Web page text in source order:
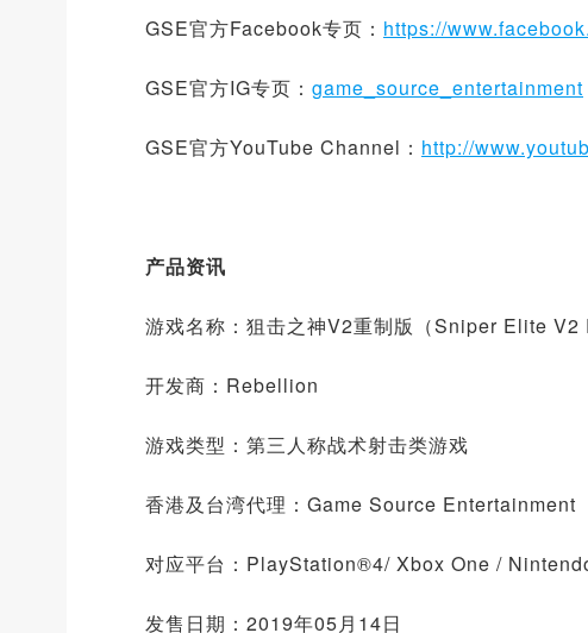
GSE官方Facebook专页： https://
GSE官方IG专页： game_source_entertainment
GSE官方YouTube Channel： http://
产品资讯
游戏名称：狙击之神V2重制版（Sniper Elite V2
开发商：Rebellion
游戏类型：第三人称战术射击类游戏
香港及台湾代理：Game Source Entertainment
对应平台：PlayStation®4/ Xbox One /
发售日期：2019年05月14日